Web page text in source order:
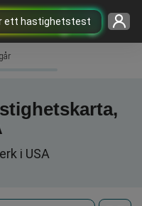
ett hastighetstest
i USA